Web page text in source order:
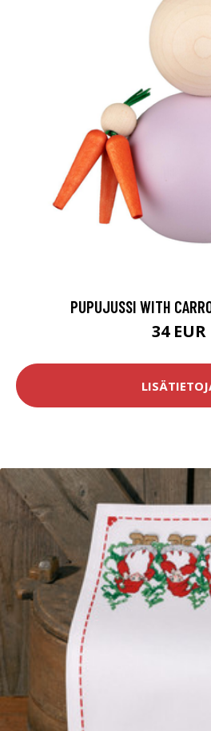
PUPUJUSSI WITH
34 EUR